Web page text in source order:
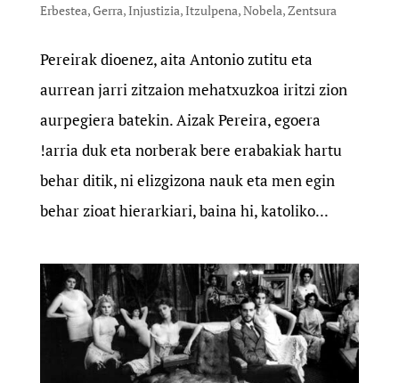
Erbestea,Gerra,Injustizia,Itzulpena,Nobela,Zentsura
Pereirak dioenez, aita Antonio zutitu eta
aurrean jarri zitzaion mehatxuzkoa iritzi zion
aurpegiera batekin. Aizak Pereira, egoera
!arria duk eta norberak bere erabakiak hartu
behar ditik, ni elizgizona nauk eta men egin
behar zioat hierarkiari, baina hi, katoliko...